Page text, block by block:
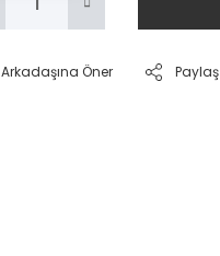
Arkadaşına Öner Paylaş